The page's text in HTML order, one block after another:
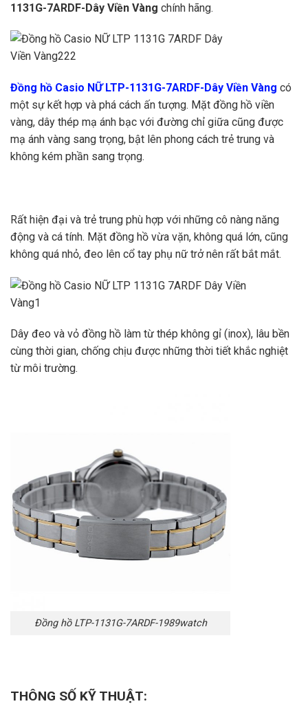
1131G-7ARDF-Dây Viền Vàng chính hãng.
Đồng hồ Casio NỮ LTP-1131G-7ARDF-Dây Viền Vàng có
một sự kết hợp và phá cách ấn tượng. Mặt đồng hồ viền
vàng, dây thép mạ ánh bạc với đường chỉ giữa cũng được
mạ ánh vàng sang trọng, bật lên phong cách trẻ trung và
không kém phần sang trọng.
Rất hiện đại và trẻ trung phù hợp với những cô nàng năng
động và cá tính. Mặt đồng hồ vừa vặn, không quá lớn, cũng
không quá nhỏ, đeo lên cổ tay phụ nữ trở nên rất bắt mắt.
Dây đeo và vỏ đồng hồ làm từ thép không gỉ (inox), lâu bền
cùng thời gian, chống chịu được những thời tiết khắc nghiệt
từ môi trường.
Đồng hồ LTP-1131G-7ARDF-1989watch
THÔNG SỐ KỸ THUẬT: